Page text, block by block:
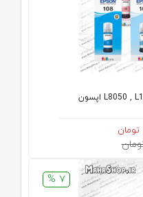
تومان
7 %